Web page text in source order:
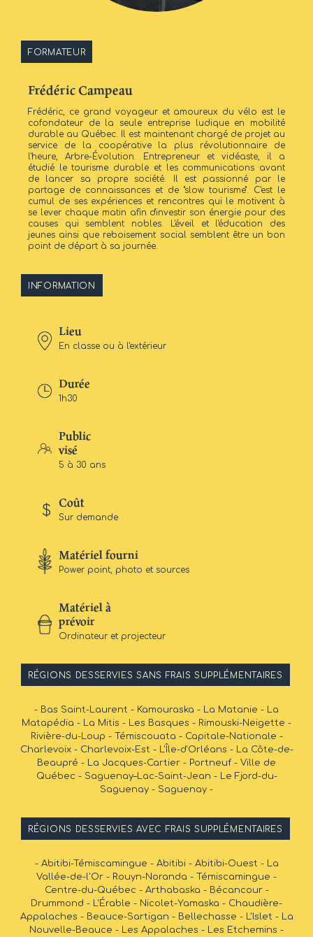
FORMATEUR
Frédéric Campeau
Frédéric, ce grand voyageur et amoureux du vélo est le
cofondateur de la seule entreprise ludique en mobilité
durable au Québec. Il est maintenant chargé de projet au
service de la coopérative la plus révolutionnaire de
l'heure, Arbre-Évolution. Entrepreneur et vidéaste, il a
étudié le tourisme durable et les communications avant
de lancer sa propre société. Il est passionné par le
partage de connaissances et de ''slow tourisme''. C'est le
cumul de ses expériences et rencontres qui le motivent à
se lever chaque matin afin d'investir son énergie pour des
causes qui semblent nobles. L'éveil et l'éducation des
jeunes ainsi que reboisement social semblent être un bon
point de départ à sa journée.
INFORMATION
Lieu
En classe ou à l'extérieur
Durée
1h30
Public
visé
5 à 30 ans
Coût
Sur demande
Matériel fourni
Power point, photo et sources
Matériel à
prévoir
Ordinateur et projecteur
RÉGIONS DESSERVIES SANS FRAIS SUPPLÉMENTAIRES
- Bas Saint-Laurent - Kamouraska - La Matanie - La
Matapédia - La Mitis - Les Basques - Rimouski-Neigette -
Rivière-du-Loup - Témiscouata - Capitale-Nationale -
Charlevoix - Charlevoix-Est - L'Île-d'Orléans - La Côte-de-
Beaupré - La Jacques-Cartier - Portneuf - Ville de
Québec - Saguenay–Lac-Saint-Jean - Le Fjord-du-
Saguenay - Saguenay -
RÉGIONS DESSERVIES AVEC FRAIS SUPPLÉMENTAIRES
- Abitibi-Témiscamingue - Abitibi - Abitibi-Ouest - La
Vallée-de-l'Or - Rouyn-Noranda - Témiscamingue -
Centre-du-Québec - Arthabaska - Bécancour -
Drummond - L'Érable - Nicolet-Yamaska - Chaudière-
Appalaches - Beauce-Sartigan - Bellechasse - L'Islet - La
Nouvelle-Beauce - Les Appalaches - Les Etchemins -